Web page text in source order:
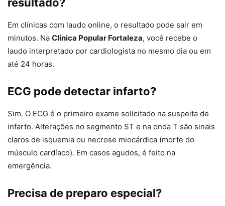
Em clínicas com laudo online, o resultado pode sair em
minutos. Na Clínica Popular Fortaleza, você recebe o
laudo interpretado por cardiologista no mesmo dia ou em
até 24 horas.
ECG pode detectar infarto?
Sim. O ECG é o primeiro exame solicitado na suspeita de
infarto. Alterações no segmento ST e na onda T são sinais
claros de isquemia ou necrose miocárdica (morte do
músculo cardíaco). Em casos agudos, é feito na
emergência.
Precisa de preparo especial?